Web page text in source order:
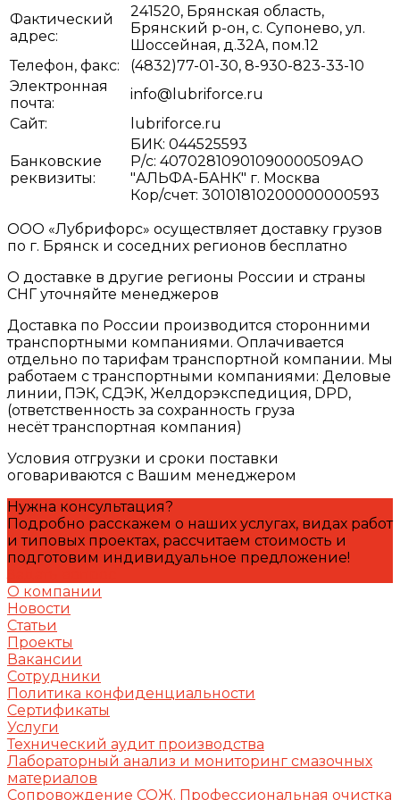
Фактический
адрес:
241520, Брянская область,
Брянский р-он, с. Супонево, ул.
Шоссейная, д.32А, пом.12
Телефон, факс:
(4832)77-01-30, 8-930-823-33-10
Электронная
почта:
info@lubriforce.ru
Сайт:
lubriforce.ru
Банковские
реквизиты:
БИК: 044525593
Р/с: 40702810901090000509АО
"АЛЬФА-БАНК" г. Москва
Кор/счет: 30101810200000000593
ООО «Лубрифорс» осуществляет доставку грузов
по г. Брянск и соседних регионов бесплатно
О доставке в другие регионы России и страны
СНГ уточняйте менеджеров
Доставка по России производится сторонними
транспортными компаниями. Оплачивается
отдельно по тарифам транспортной компании. Мы
работаем с транспортными компаниями: Деловые
линии, ПЭК, СДЭК, Желдорэкспедиция, DPD,
(ответственность за сохранность груза
несёт транспортная компания)
Условия отгрузки и сроки поставки
оговариваются с Вашим менеджером
Нужна консультация?
Подробно расскажем о наших услугах, видах работ
и типовых проектах, рассчитаем стоимость и
подготовим индивидуальное предложение!
О компании
Новости
Статьи
Проекты
Вакансии
Сотрудники
Политика конфиденциальности
Сертификаты
Услуги
Технический аудит производства
Лабораторный анализ и мониторинг смазочных
материалов
Сопровождение СОЖ. Профессиональная очистка